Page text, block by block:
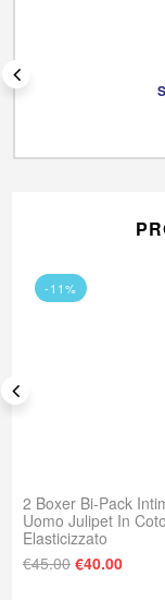
-11%
2 Boxer Bi-Pack
Uomo Julipet In
Elasticizzato
€45.00 Il prezzo
€40.00Il